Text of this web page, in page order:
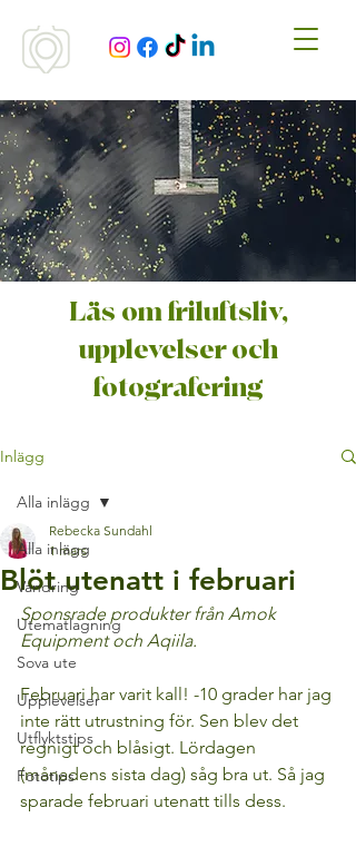
Läs om friluftsliv,
upplevelser och
fotografering
Inlägg
Alla inlägg
Vandring
Utematlagning
Sova ute
Upplevelser
Utflyktstips
Fototips
Alla inlägg
Blöt utenatt i februari
Rebecka Sundahl
1 mars
Sponsrade produkter från Amok
Equipment och Aqiila.
Februari har varit kall! -10 grader har jag
inte rätt utrustning för. Sen blev det
regnigt och blåsigt. Lördagen
(månadens sista dag) såg bra ut. Så jag
sparade februari utenatt tills dess.